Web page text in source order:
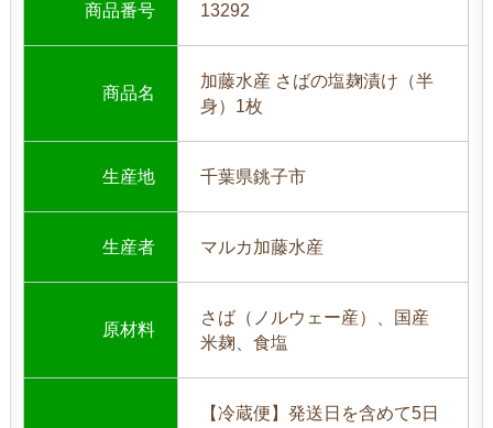
商品番号 13292
商品名
加藤水産 さばの塩麹漬け（半
身）1枚
生産地 千葉県銚子市
生産者 マルカ加藤水産
原材料
さば（ノルウェー産）、国産
米麹、食塩
【冷蔵便】発送日を含めて5日